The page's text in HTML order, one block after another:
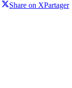
Share on XPartager